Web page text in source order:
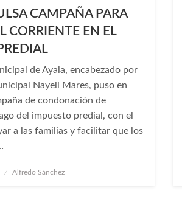
CAMPAÑA PARA
CORRIENTE EN EL
de Ayala, encabezado por
Nayeli Mares, puso en
de condonación de
del impuesto predial, con el
a las familias y facilitar que los
Alfredo Sánchez